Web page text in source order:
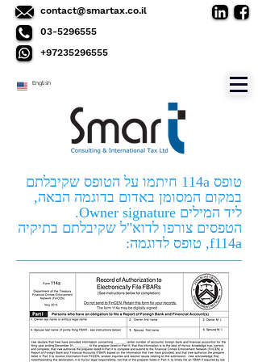
contact@smartax.co.il
03-5296555
+97235296555
English
טופס 114a חיתמו על הטופס שקיבלתם
במקום המסומן באדום בדוגמה הבאה,
ליד המילים Owner signature.
הטפסים צורפו לדוא"ל שקיבלתם בתיקיה
f114a, טופס לדוגמה: